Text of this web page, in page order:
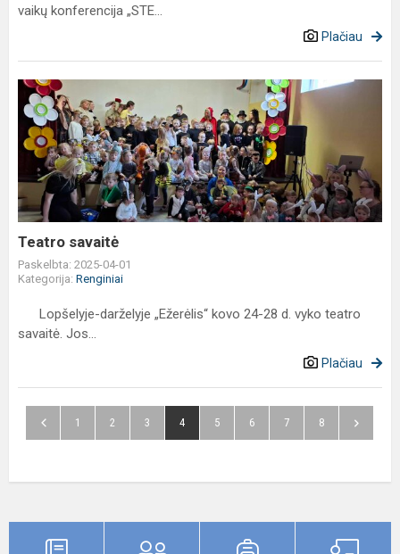
vaikų konferencija „STE...
Plačiau
Teatro
savaitė
Teatro savaitė
Paskelbta: 2025-04-01
Kategorija: Renginiai
Lopšelyje-darželyje „Ežerėlis“ kovo 24-28 d. vyko teatro
savaitė. Jos...
Plačiau
1 2 3 4 5 6 7 8